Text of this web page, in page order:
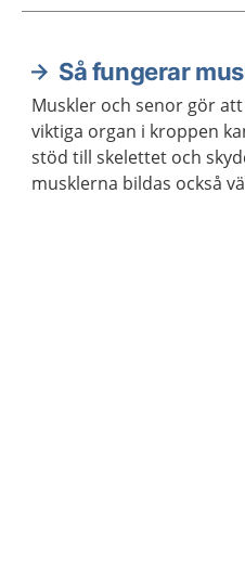
Aktuella artiklar
Så fungerar
Muskler och senor gör
viktiga organ i kroppen
stöd till skelettet och
musklerna bildas också